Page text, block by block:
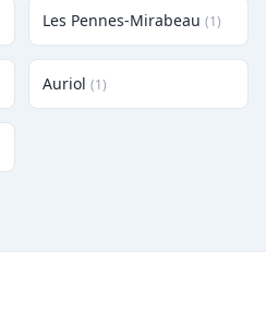
Les Pennes-Mirabeau (1)
Auriol (1)